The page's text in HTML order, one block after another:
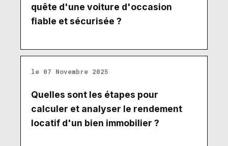
quête d'une voiture d'occasion
fiable et sécurisée ?
le 07 Novembre 2025
Quelles sont les étapes pour
calculer et analyser le rendement
locatif d'un bien immobilier ?